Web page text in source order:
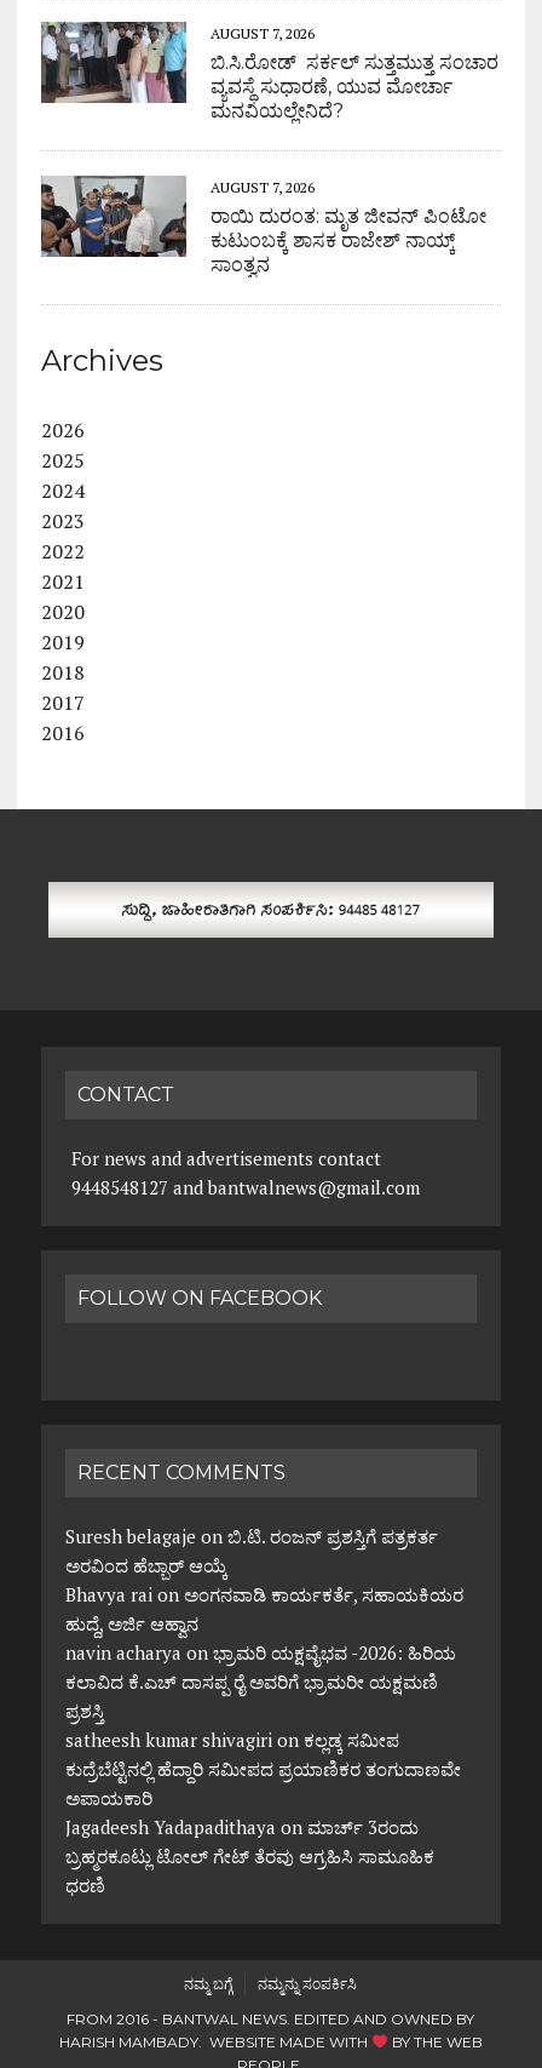
AUGUST 7, 2026
ಬಿ.ಸಿ.ರೋಡ್ ಸರ್ಕಲ್ ಸುತ್ತಮುತ್ತ ಸಂಚಾರ
ವ್ಯವಸ್ಥೆ ಸುಧಾರಣೆ, ಯುವ ಮೋರ್ಚಾ
ಮನವಿಯಲ್ಲೇನಿದೆ?
AUGUST 7, 2026
ರಾಯಿ ದುರಂತ: ಮೃತ ಜೀವನ್ ಪಿಂಟೋ
ಕುಟುಂಬಕ್ಕೆ ಶಾಸಕ ರಾಜೇಶ್ ನಾಯ್ಕ್
ಸಾಂತ್ವನ
Archives
2026
2025
2024
2023
2022
2021
2020
2019
2018
2017
2016
CONTACT
For news and advertisements contact
9448548127 and bantwalnews@gmail.com
FOLLOW ON FACEBOOK
RECENT COMMENTS
Suresh belagaje on ಬಿ.ಟಿ. ರಂಜನ್ ಪ್ರಶಸ್ತಿಗೆ ಪತ್ರಕರ್ತ
ಅರವಿಂದ ಹೆಬ್ಬಾರ್ ಆಯ್ಕೆ
Bhavya raion ಅಂಗನವಾಡಿ ಕಾರ್ಯಕರ್ತೆ, ಸಹಾಯಕಿಯರ
ಹುದ್ದೆ, ಅರ್ಜಿ ಆಹ್ವಾನ
navin acharya on ಭ್ರಾಮರಿ ಯಕ್ಷವೈಭವ -2026: ಹಿರಿಯ
ಕಲಾವಿದ ಕೆ.ಎಚ್ ದಾಸಪ್ಪ ರೈ ಅವರಿಗೆ ಭ್ರಾಮರೀ ಯಕ್ಷಮಣಿ
ಪ್ರಶಸ್ತಿ
satheesh kumar shivagirion ಕಲ್ಲಡ್ಕ ಸಮೀಪ
ಕುದ್ರೆಬೆಟ್ಟಿನಲ್ಲಿ ಹೆದ್ದಾರಿ ಸಮೀಪದ ಪ್ರಯಾಣಿಕರ ತಂಗುದಾಣವೇ
ಅಪಾಯಕಾರಿ
Jagadeesh Yadapadithaya on ಮಾರ್ಚ್ 3ರಂದು
ಬ್ರಹ್ಮರಕೂಟ್ಲು ಟೋಲ್ ಗೇಟ್ ತೆರವು ಆಗ್ರಹಿಸಿ ಸಾಮೂಹಿಕ
ಧರಣಿ
ನಮ್ಮ ಬಗ್ಗೆ
ನಮ್ಮನ್ನು ಸಂಪರ್ಕಿಸಿ
FROM 2016 - BANTWAL NEWS. EDITED AND OWNED BY
HARISH MAMBADY. WEBSITE MADE WITH
BY THE WEB